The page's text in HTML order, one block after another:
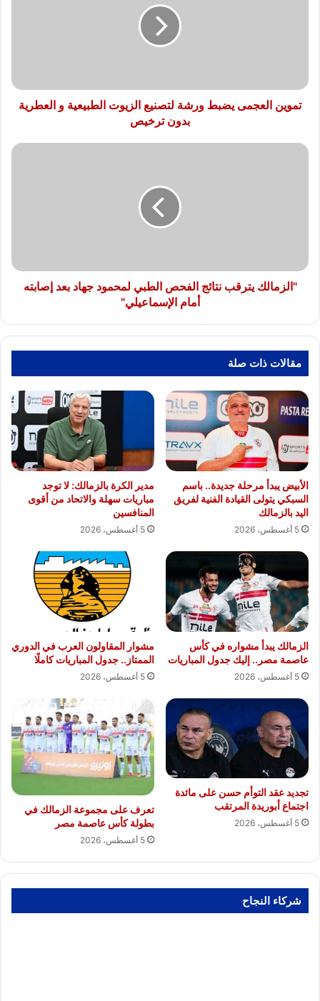
العطرية
بدون
تموين العجمى يضبط ورشة لتصنيع الزيوت الطبيعية و العطرية
بدون ترخيص
"الزمالك
إصابته
أمام"الزمالك يترقب نتائج الفحص الطبي لمحمود جهاد بعد إصابته
أمام الإسماعيلي"
مقالات ذات صلة
الأبيض يبدأ مرحلة جديدة.. باسم
السبكي يتولى القيادة الفنية لفريق
اليد بالزمالك
5 أغسطس، 2026
مدير الكرة بالزمالك: لا توجد
مباريات سهلة والاتحاد من أقوى
المنافسين
5 أغسطس، 2026
الزمالك يبدأ مشواره في كأس
عاصمة مصر.. إليك جدول المباريات
5 أغسطس، 2026
مشوار المقاولون العرب في الدوري
الممتاز.. جدول المباريات كاملًا
5 أغسطس، 2026
تجديد عقد التوأم حسن على مائدة
اجتماع أبوريدة المرتقب
5 أغسطس، 2026
تعرف على مجموعة الزمالك في
بطولة كأس عاصمة مصر
5 أغسطس، 2026
شركاء النجاح